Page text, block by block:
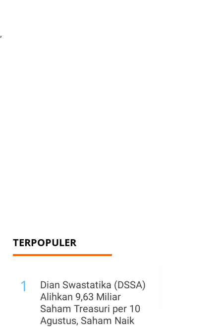
TERPOPULER
1
Dian Swastatika (DSSA)
Alihkan 9,63 Miliar
Saham Treasuri per 10
Agustus, Saham Naik